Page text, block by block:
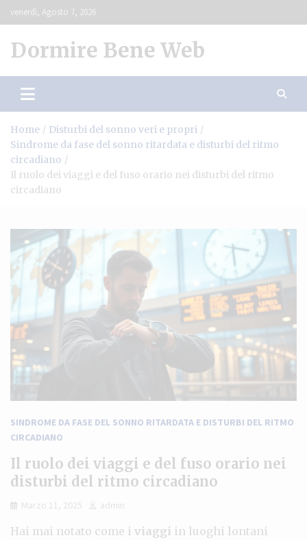
to
venerdì, Agosto 7, 2026
Dormire Bene Web
Home
Disturbi del sonno veri e propri
Sindrome da fase del sonno ritardata e disturbi del ritmo
circadiano
Il ruolo dei viaggi e del fuso orario nei disturbi del ritmo
circadiano
SINDROME DA FASE DEL SONNO RITARDATA E DISTURBI DEL RITMO
CIRCADIANO
Il ruolo dei viaggi e del fuso orario nei
disturbi del ritmo circadiano
Marzo 11, 2025 admin
Hai mai notato come i viaggi in luoghi lontani